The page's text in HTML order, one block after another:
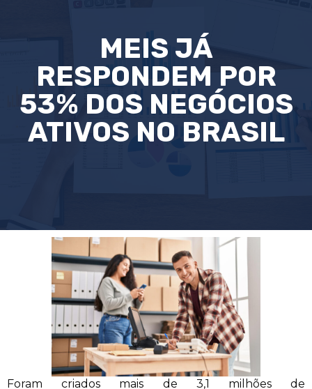
MEIS JÁ
RESPONDEM POR
53% DOS NEGÓCIOS
ATIVOS NO BRASIL
Foram criados mais de 3,1 milhões de